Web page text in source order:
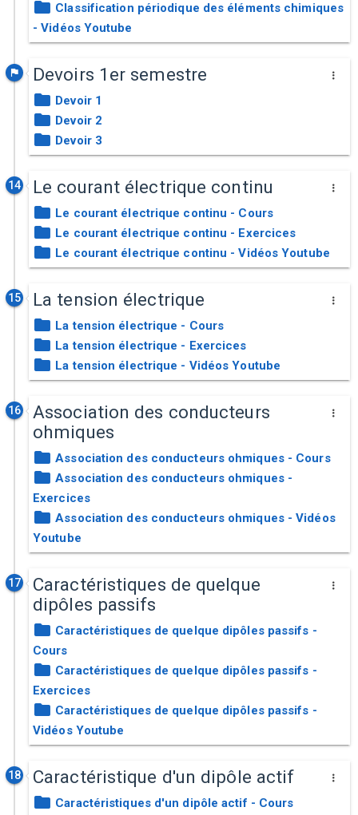
Classification périodique des éléments chimiques
- Vidéos Youtube
Devoirs 1er semestre
Devoir 1
Devoir 2
Devoir 3
14 Le courant électrique continu
Le courant électrique continu - Cours
Le courant électrique continu - Exercices
Le courant électrique continu - Vidéos Youtube
15 La tension électrique
La tension électrique - Cours
La tension électrique - Exercices
La tension électrique - Vidéos Youtube
16
Association des conducteurs
ohmiques
Association des conducteurs ohmiques - Cours
Association des conducteurs ohmiques -
Exercices
Association des conducteurs ohmiques - Vidéos
Youtube
17
Caractéristiques de quelque
dipôles passifs
Caractéristiques de quelque dipôles passifs -
Cours
Caractéristiques de quelque dipôles passifs -
Exercices
Caractéristiques de quelque dipôles passifs -
Vidéos Youtube
18 Caractéristique d'un dipôle actif
Caractéristiques d'un dipôle actif - Cours